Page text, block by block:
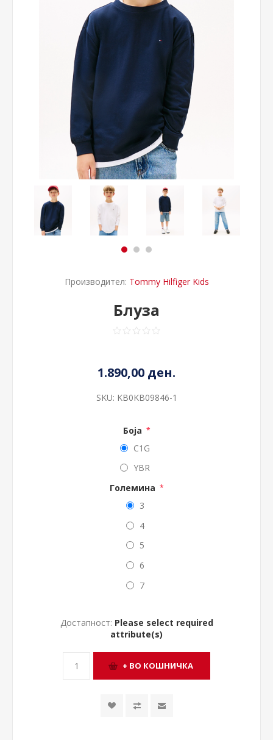
Производител: Tommy Hilfiger Kids
Блуза
1.890,00 ден.
SKU: KB0KB09846-1
Боја *
C1G
YBR
Големина *
3
4
5
6
7
Достапност: Please select required
attribute(s)